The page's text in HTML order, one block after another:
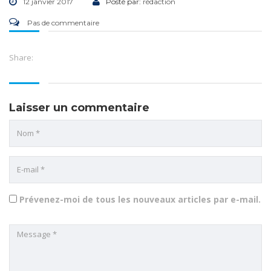
Pas de commentaire
Share:
Laisser un commentaire
Prévenez-moi de tous les nouveaux articles par e-mail.